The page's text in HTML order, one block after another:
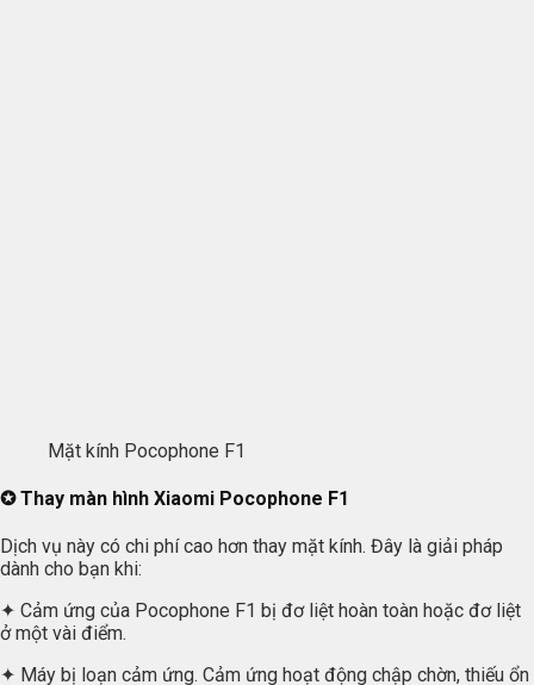
Mặt kính Pocophone F1
✪ Thay màn hình Xiaomi Pocophone F1
Dịch vụ này có chi phí cao hơn thay mặt kính. Đây là giải pháp
dành cho bạn khi:
✦ Cảm ứng của Pocophone F1 bị đơ liệt hoàn toàn hoặc đơ liệt
ở một vài điểm.
✦ Máy bị loạn cảm ứng. Cảm ứng hoạt động chập chờn, thiếu ổn